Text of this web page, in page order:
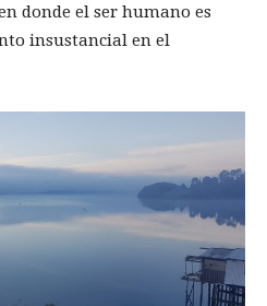
donde el ser humano es
insustancial en el